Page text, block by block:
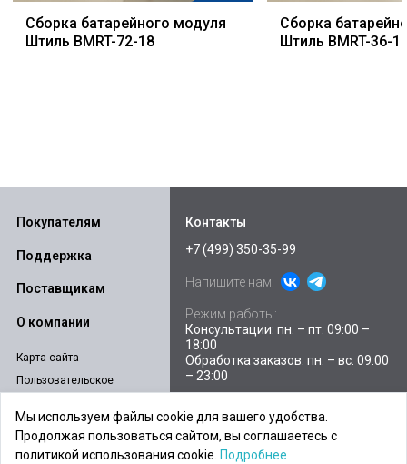
Сборка батарейного модуля
Штиль BMRT-72-18
Сборка
Штиль BMRT-36-
Покупателям
Поддержка
Поставщикам
О компании
Карта сайта
Пользовательское
соглашение
Политика
конфиденциальности
Согласие на обработку
Контакты
+7 (499) 350-35-99
Напишите нам:
Режим работы:
Консультации: пн. – пт. 09:00 –
18:00
Обработка заказов: пн. – вс. 09:00
– 23:00
E-mail: sales@ibpstore.ru
Мы используем файлы cookie для вашего удобства.
Продолжая пользоваться сайтом, вы соглашаетесь с
политикой использования cookie. Подробнее